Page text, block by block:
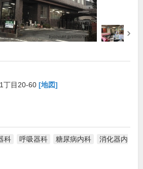
丁目20-60 [地図]
科 呼吸器科 糖尿病内科
消化器内